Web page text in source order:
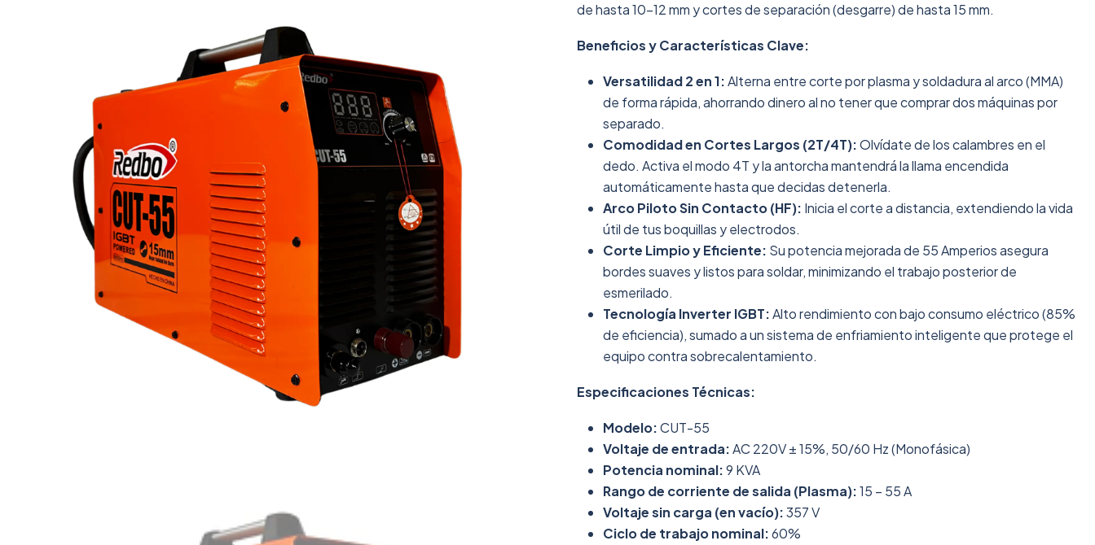
de hasta 10-12 mm y cortes de separación (desgarre) de hasta 15 mm.
Beneficios y Características Clave:
Versatilidad 2 en 1:Alterna entre corte por plasma y soldadura al arco (MMA)
de forma rápida, ahorrando dinero al no tener que comprar dos máquinas por
separado.
Comodidad en Cortes Largos (2T/4T):Olvídate de los calambres en el
dedo. Activa el modo 4T y la antorcha mantendrá la llama encendida
automáticamente hasta que decidas detenerla.
Arco Piloto Sin Contacto (HF): Inicia el corte a distancia, extendiendo la vida
útil de tus boquillas y electrodos.
Corte Limpio y Eficiente: Su potencia mejorada de 55 Amperios asegura
bordes suaves y listos para soldar, minimizando el trabajo posterior de
esmerilado.
Tecnología Inverter IGBT:Alto rendimiento con bajo consumo eléctrico (85%
de eficiencia), sumado a un sistema de enfriamiento inteligente que protege el
equipo contra sobrecalentamiento.
Especificaciones Técnicas:
Modelo:CUT-55
Voltaje de entrada:AC 220V ± 15%, 50/60 Hz (Monofásica)
Potencia nominal:9 KVA
Rango de corriente de salida (Plasma):15 – 55 A
Voltaje sin carga (en vacío):357 V
Ciclo de trabajo nominal:60%